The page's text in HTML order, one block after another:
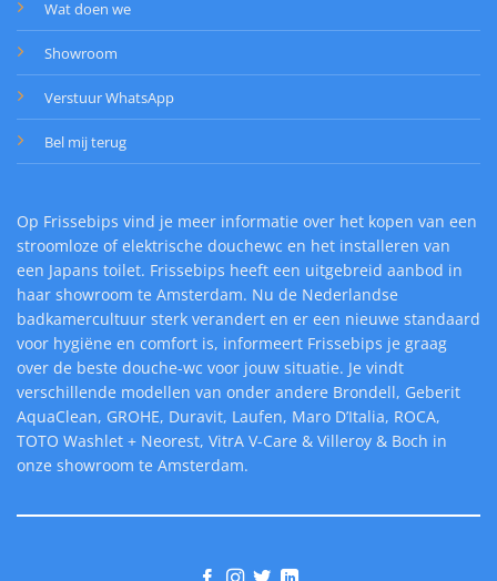
Wat doen we
Showroom
Verstuur WhatsApp
Bel mij terug
Op Frissebips vind je meer informatie over het kopen van een
stroomloze of elektrische douchewc en het installeren van
een Japans toilet. Frissebips heeft een uitgebreid aanbod in
haar showroom te Amsterdam. Nu de Nederlandse
badkamercultuur sterk verandert en er een nieuwe standaard
voor hygiëne en comfort is, informeert Frissebips je graag
over de beste douche-wc voor jouw situatie. Je vindt
verschillende modellen van onder andere Brondell, Geberit
AquaClean, GROHE, Duravit, Laufen, Maro D’Italia, ROCA,
TOTO Washlet + Neorest, VitrA V-Care & Villeroy & Boch in
onze showroom te Amsterdam.